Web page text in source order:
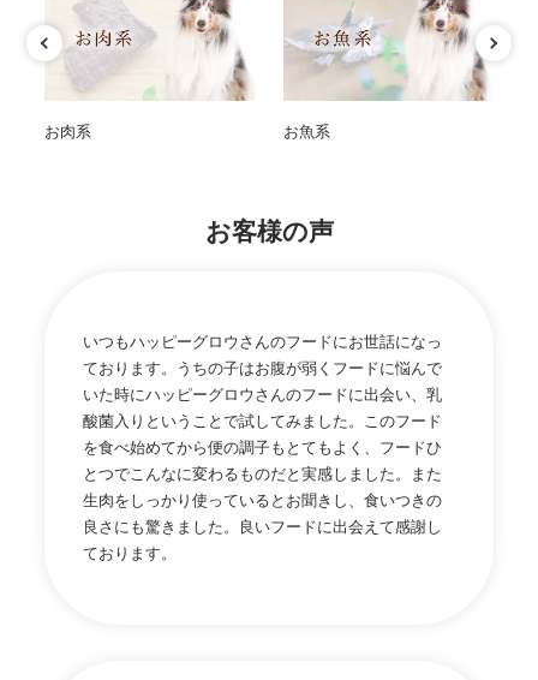
お肉系 お魚系
お客様の声
いつもハッピーグロウさんのフードにお世話になっ
ております。うちの子はお腹が弱くフードに悩んで
いた時にハッピーグロウさんのフードに出会い、乳
酸菌入りということで試してみました。このフード
を食べ始めてから便の調子もとてもよく、フードひ
とつでこんなに変わるものだと実感しました。また
生肉をしっかり使っているとお聞きし、食いつきの
良さにも驚きました。良いフードに出会えて感謝し
ております。